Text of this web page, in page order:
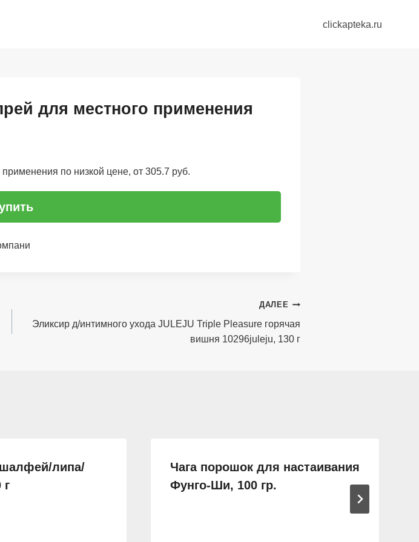
clickapteka.ru
для местного применения
по низкой цене, от 305.7 руб.
ДАЛЕЕ
Эликсир д/интимного ухода JULEJU Triple Pleasure горячая
вишня 10296juleju, 130 г
липа/
г
Чага порошок для настаивания
Фунго-Ши, 100 гр.